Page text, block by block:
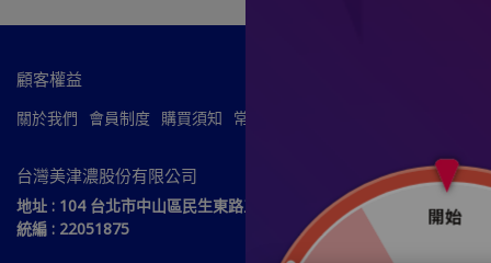
顧客權益
關於我們 會員制度 購買須知 常見問題
台灣美津濃股份有限公司
地址 : 104 台北市中山區民生東路三段51號15樓
統編 : 22051875